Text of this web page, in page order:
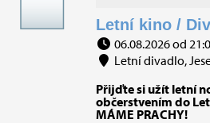
Letní kino /
06.08.2026 od
Letní divadlo,
Přijďte si užít letní
občerstvením do
MÁME PRACHY!